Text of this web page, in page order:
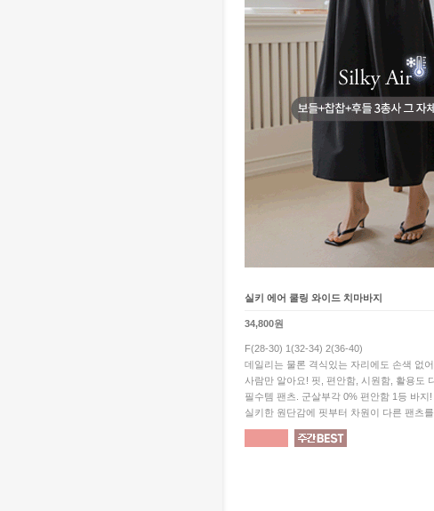
실키 에어 쿨링 와이드 치마바지
34,800원
F(28-30) 1(32-34) 2(36-40)
데일리는 물론 격식있는 자리에도 손색 없
사람만 알아요! 핏, 편안함, 시원함, 활용도
필수템 팬츠. 군살부각 0% 편안함 1등 바지!
실키한 원단감에 핏부터 차원이 다른 팬츠